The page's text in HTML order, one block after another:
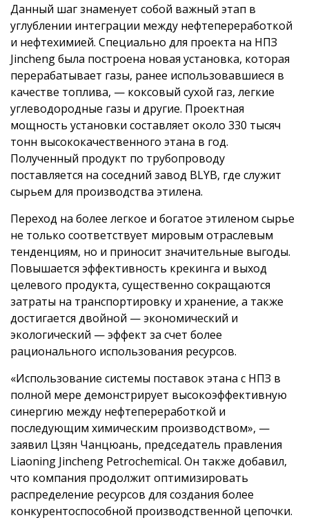
Данный шаг знаменует собой важный этап в
углублении интеграции между нефтепереработкой
и нефтехимией. Специально для проекта на НПЗ
Jincheng была построена новая установка, которая
перерабатывает газы, ранее использовавшиеся в
качестве топлива, — коксовый сухой газ, легкие
углеводородные газы и другие. Проектная
мощность установки составляет около 330 тысяч
тонн высококачественного этана в год.
Полученный продукт по трубопроводу
поставляется на соседний завод BLYB, где служит
сырьем для производства этилена.
Переход на более легкое и богатое этиленом сырье
не только соответствует мировым отраслевым
тенденциям, но и приносит значительные выгоды.
Повышается эффективность крекинга и выход
целевого продукта, существенно сокращаются
затраты на транспортировку и хранение, а также
достигается двойной — экономический и
экологический — эффект за счет более
рационального использования ресурсов.
«Использование системы поставок этана с НПЗ в
полной мере демонстрирует высокоэффективную
синергию между нефтепереработкой и
последующим химическим производством», —
заявил Цзян Чанцюань, председатель правления
Liaoning Jincheng Petrochemical. Он также добавил,
что компания продолжит оптимизировать
распределение ресурсов для создания более
конкурентоспособной производственной цепочки.